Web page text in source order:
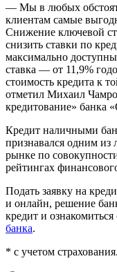
— Мы в любых
клиентам самые
Снижение ключевой
снизить ставки по
максимально
ставка — от 11,9%
стоимость кредита к
отметил Михаил
кредитование» банка
Кредит наличными
признавался одним
рынке по
рейтингах
Подать заявку на
и онлайн, решение
кредит и
банка.
* с учетом страхования.